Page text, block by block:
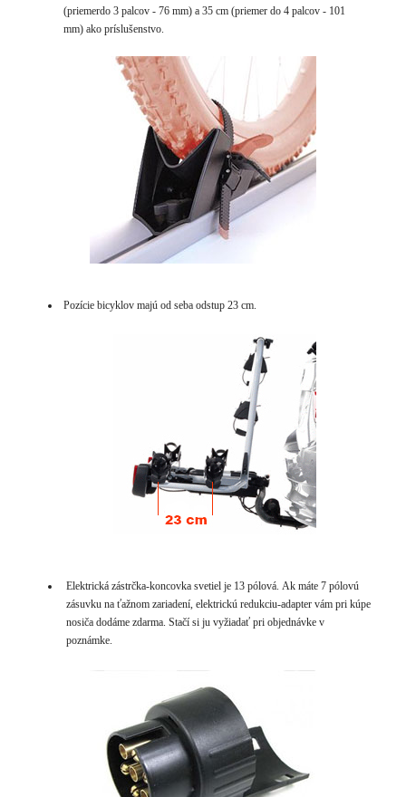
(priemerdo 3 palcov - 76 mm) a 35 cm (priemerdo 4 palcov - 101
mm) ako príslušenstvo.
Pozície bicyklov majú od seba odstup 23 cm.
Elektrická zástrčka-koncovka svetiel je 13 pólová. Ak máte 7 pólovú
zásuvku na ťažnom zariadení, elektrickú redukciu-adapter vám pri kúpe
nosiča dodáme zdarma. Stačí si ju vyžiadať pri objednávke v
poznámke.